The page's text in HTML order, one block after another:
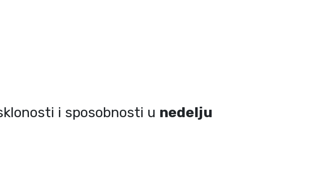
i sposobnosti u nedelju